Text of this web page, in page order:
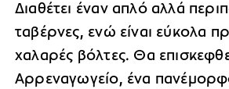
Διαθέτει έναν απλό αλλά
ταβέρνες, ενώ είναι εύκολα
χαλαρές βόλτες. Θα
Αρρεναγωγείο, ένα